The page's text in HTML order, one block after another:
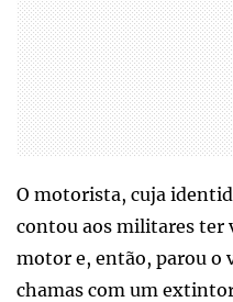
O motorista, cuja
contou aos militares ter
motor e, então, parou o
chamas com um